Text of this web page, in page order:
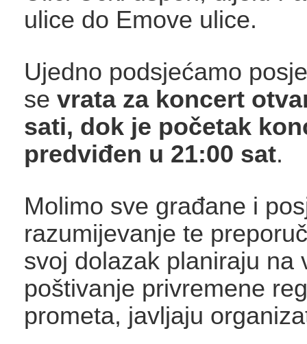
ulice do Emove ulice.
Ujedno podsjećamo
se vrata za koncert
sati, dok je početak
predviđen u 21:00 sat.
Molimo sve građane i
razumijevanje te
svoj dolazak planiraju na
poštivanje privremene
prometa, javljaju